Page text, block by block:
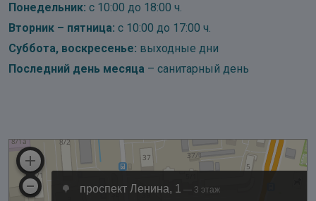
Понедельник: с 10:00 до 18:00 ч.
Вторник – пятница: с 10:00 до 17:00 ч.
Суббота, воскресенье: выходные дни
Последний день месяца – санитарный день